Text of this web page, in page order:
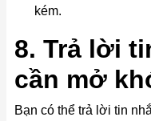
kém.
8. Trả lời
cần mở
Bạn có thể trả lời tin